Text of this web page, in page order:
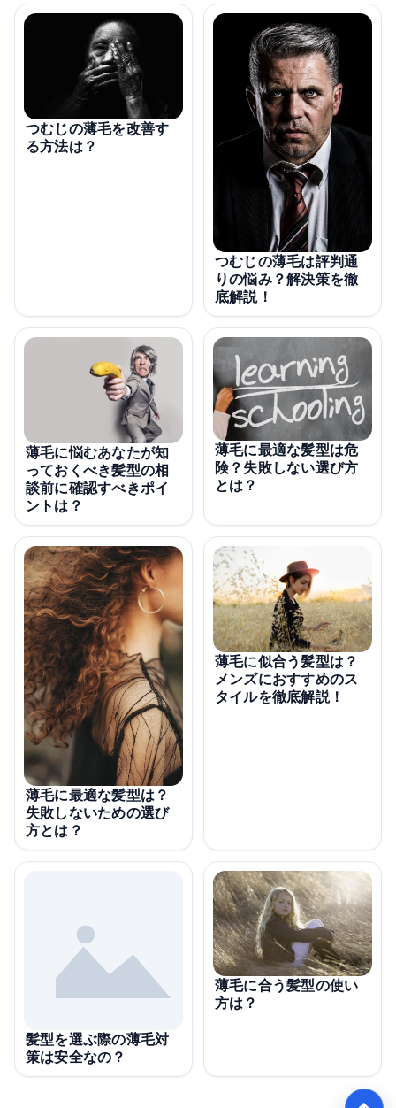
つむじの薄毛を改善す
る方法は？
つむじの薄毛は評判通
りの悩み？解決策を徹
底解説！
薄毛に悩むあなたが知
っておくべき髪型の相
談前に確認すべきポイ
ントは？
薄毛に最適な髪型は危
険？失敗しない選び方
とは？
薄毛に最適な髪型は？
失敗しないための選び
方とは？
薄毛に似合う髪型は？
メンズにおすすめのス
タイルを徹底解説！
髪型を選ぶ際の薄毛対
策は安全なの？
薄毛に合う髪型の使い
方は？